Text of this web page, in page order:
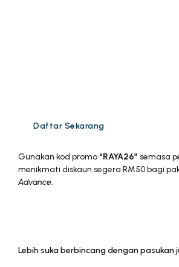
Daftar Sekarang
Gunakan kod promo “RAYA26” semasa
menikmati diskaun segera RM50 bagi
Advance.
Lebih suka berbincang dengan pasukan